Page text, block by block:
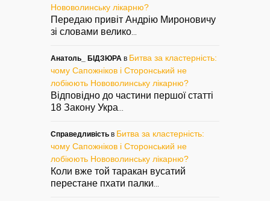
Нововолинську лікарню?
Передаю привіт Андрію Мироновичу
зі словами велико
Анатоль_ БІДЗЮРА в Битва за кластерність:
чому Сапожніков і Сторонський не
лобіюють Нововолинську лікарню?
Відповідно до частини першої статті
18 Закону Укра
Справедливість в Битва за кластерність:
чому Сапожніков і Сторонський не
лобіюють Нововолинську лікарню?
Коли вже той таракан вусатий
перестане пхати палки